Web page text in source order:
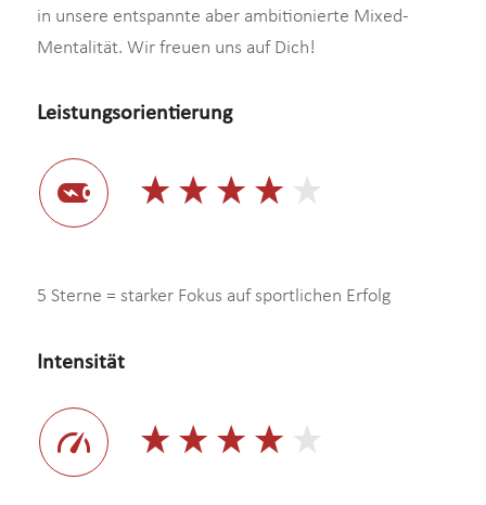
in unsere entspannte aber ambitionierte Mixed-
Mentalität. Wir freuen uns auf Dich!
Leistungsorientierung
5 Sterne = starker Fokus auf sportlichen Erfolg
Intensität